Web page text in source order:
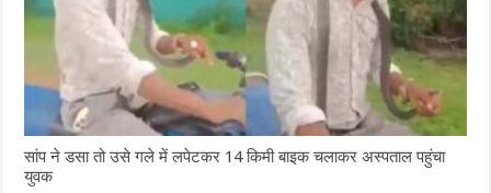
सांप ने डसा तो उसे गले में लपेटकर 14 किमी बाइक चलाकर अस्पताल पहुंचा
युवक